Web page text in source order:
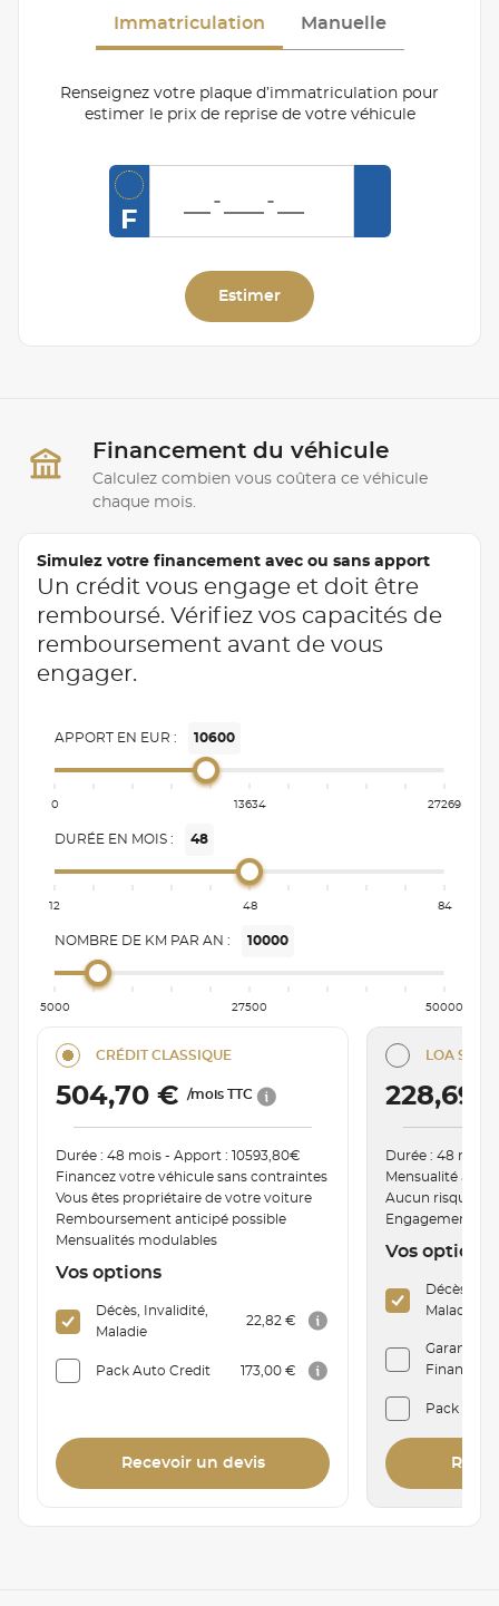
Immatriculation Manuelle
Renseignez votre plaque d’immatriculation pour
estimer le prix de reprise de votre véhicule
F
Estimer
Financement du véhicule
Calculez combien vous coûtera ce véhicule
chaque mois.
Simulez votre financement avec ou sans apport
Un crédit vous engage et doit être
remboursé. Vérifiez vos capacités de
remboursement avant de vous
engager.
APPORT EN EUR : 10600
0 13634 27269
DURÉE EN MOIS : 48
12 48 84
NOMBRE DE KM PAR AN : 10000
5000 27500 50000
CRÉDIT CLASSIQUE
504,70 €/mois TTC
Durée : 48 mois - Apport : 10593,80€
Financez votre véhicule sans contraintes
Vous êtes propriétaire de votre voiture
Remboursement anticipé possible
Mensualités modulables
Vos options
Décès, Invalidité,
Maladie
22,82 €
Pack Auto Credit 173,00 €
Recevoir un devis
LOA
228,69
Durée : 48 mois
Mensualité
Aucun risque de
Engagement de
Vos options
Décès,
Maladie
Garantie
Financière
Pack Auto